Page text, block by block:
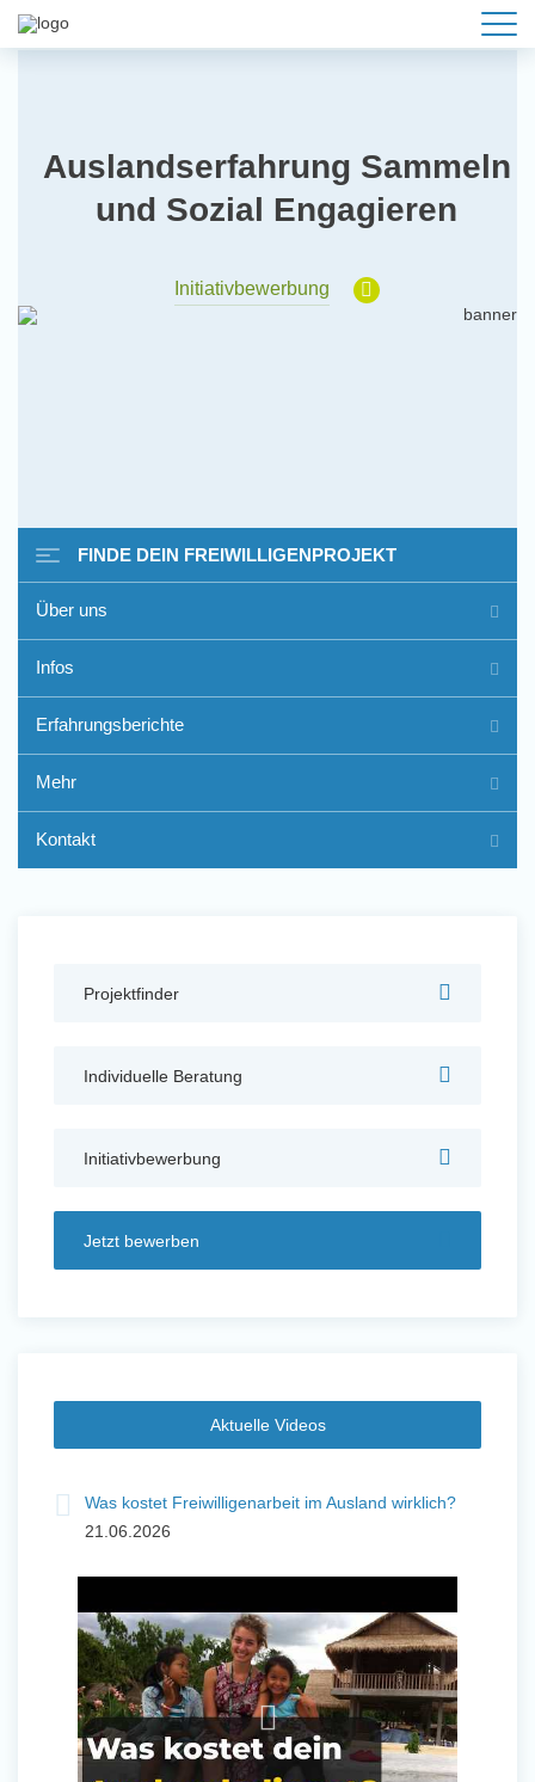
Auslandserfahrung Sammeln
und Sozial Engagieren
Initiativbewerbung
Freiwilligenarbeit im Ausland
- Erfahrungsberichte
und Sozial Engagieren
Initiativbewerbung
und Sozial Engagieren
Initiativbewerbung
FINDE DEIN FREIWILLIGENPROJEKT
Über uns
Infos
Erfahrungsberichte
Mehr
Kontakt
Projektfinder
Individuelle Beratung
Initiativbewerbung
Jetzt bewerben
Aktuelle Videos
Was kostet Freiwilligenarbeit im Ausland wirklich?
21.06.2026